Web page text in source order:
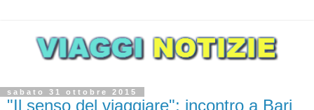
sabato 31 ottobre 2015
"Il senso del viaggiare": incontro a Bari